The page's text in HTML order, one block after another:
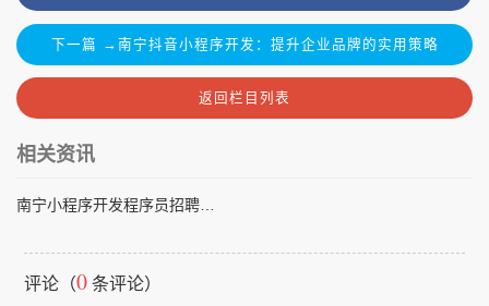
下一篇 →南宁抖音小程序开发：提升企业品牌的实用策略
返回栏目列表
相关资讯
评论（0 条评论）